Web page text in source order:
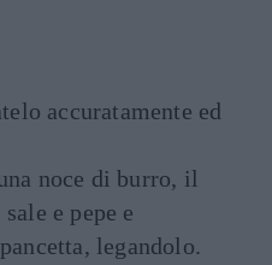
accuratamente ed
noce di burro, il
e pepe e
legandolo.